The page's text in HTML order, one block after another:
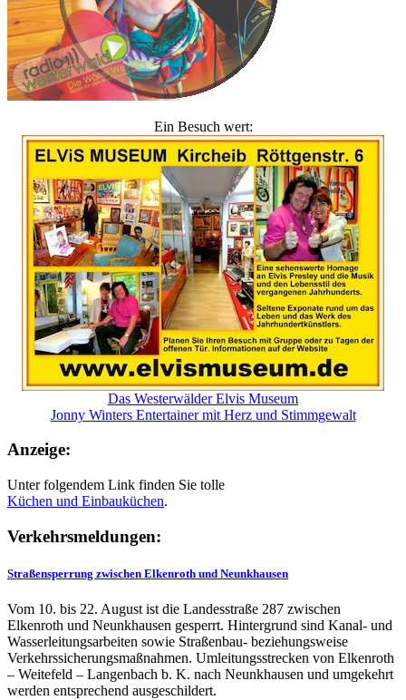
Ein Besuch wert:
Das Westerwälder Elvis Museum
Jonny Winters Entertainer mit Herz und Stimmgewalt
Anzeige:
Unter folgendem Link finden Sie tolle
Küchen und Einbauküchen.
Verkehrsmeldungen:
Straßensperrung zwischen Elkenroth und Neunkhausen
Vom 10. bis 22. August ist die Landesstraße 287 zwischen
Elkenroth und Neunkhausen gesperrt. Hintergrund sind Kanal- und
Wasserleitungsarbeiten sowie Straßenbau- beziehungsweise
Verkehrssicherungsmaßnahmen. Umleitungsstrecken von Elkenroth
– Weitefeld – Langenbach b. K. nach Neunkhausen und umgekehrt
werden entsprechend ausgeschildert.